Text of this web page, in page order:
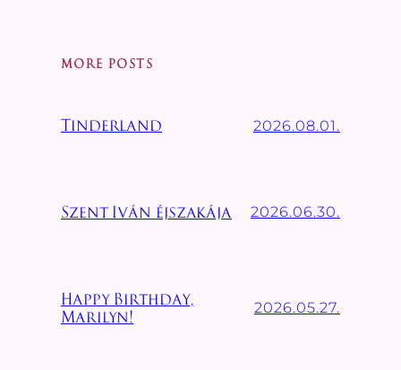
MORE POSTS
Tinderland 2026.08.01.
Szent Iván éjszakája 2026.06.30.
Happy Birthday,
Marilyn!
2026.05.27.